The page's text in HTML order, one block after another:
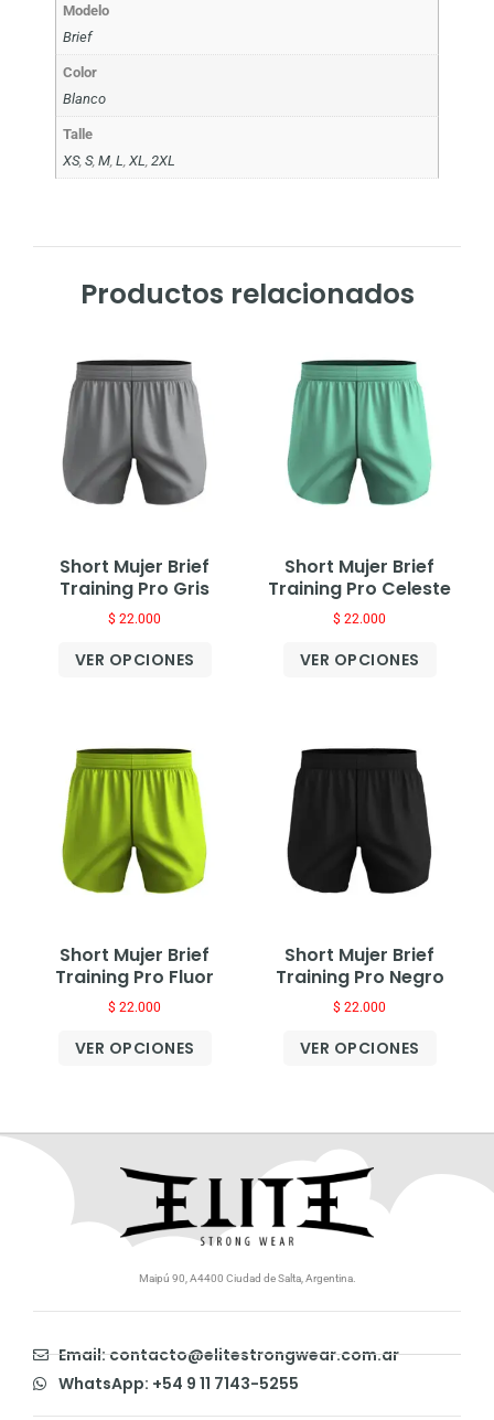
Modelo
Brief
Color
Blanco
Talle
XS,S,M ,L ,XL ,2XL
Productos relacionados
Short Mujer Brief
Training Pro Gris
$ 22.000
VER OPCIONES
Short Mujer Brief
Training Pro Celeste
$ 22.000
VER OPCIONES
Short Mujer Brief
Training Pro Fluor
$ 22.000
VER OPCIONES
Short Mujer Brief
Training Pro Negro
$ 22.000
VER OPCIONES
Maipú 90, A4400 Ciudad de Salta, Argentina.
Email: contacto@elitestrongwear.com.ar
WhatsApp: +54 9 11 7143-5255